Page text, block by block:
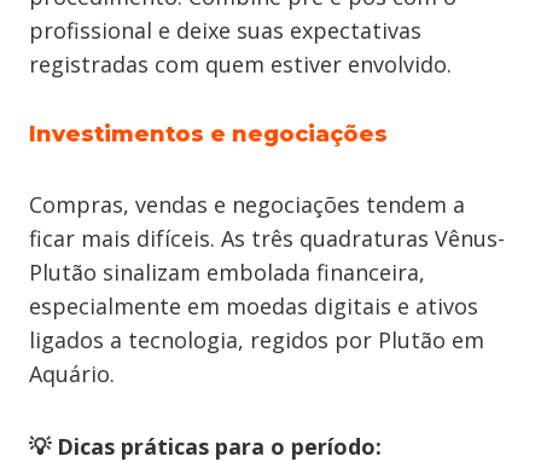
profissional e deixe suas expectativas
registradas com quem estiver envolvido.
Investimentos e negociações
Compras, vendas e negociações tendem a
ficar mais difíceis. As três quadraturas Vênus-
Plutão sinalizam embolada financeira,
especialmente em moedas digitais e ativos
ligados a tecnologia, regidos por Plutão em
Aquário.
💡 Dicas práticas para o período: